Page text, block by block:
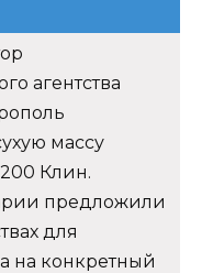
агентства
массу
Клин.
предложили
для
на конкретный